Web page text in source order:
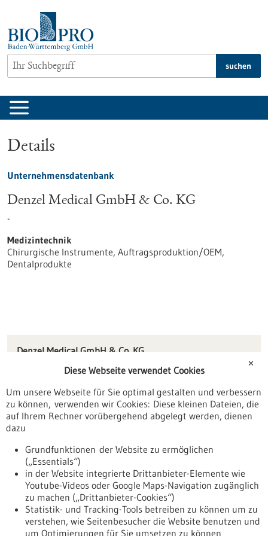
springen
suchen
Details
Unternehmensdatenbank
Denzel Medical GmbH & Co. KG
-
Medizintechnik
Chirurgische Instrumente, Auftragsproduktion/OEM,
Dentalprodukte
Denzel Medical GmbH & Co. KG
78579 Neuhausen ob Eck
info(at)denzel.com
www.denzel.com
Zurück zur Ergebnisliste
Nach oben
✕
Diese Webseite verwendet Cookies
Um unsere Webseite für Sie optimal gestalten und verbessern
zu können, verwenden wir Cookies: Diese kleinen Dateien, die
auf Ihrem Rechner vorübergehend abgelegt werden, dienen
dazu
Grundfunktionen der Website zu ermöglichen
(„Essentials“)
in der Website integrierte Drittanbieter-Elemente wie
Youtube-Videos oder Google Maps-Navigation zugänglich
zu machen („Drittanbieter-Cookies“)
Statistik- und Tracking-Tools betreiben zu können um zu
verstehen, wie Seitenbesucher die Website benutzen und
um Optimierungen für Sie umsetzen zu können